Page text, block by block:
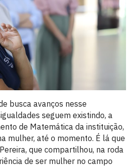
busca avanços nesse
seguem existindo, a
de Matemática da instituição,
mulher, até o momento. É lá que
que compartilhou, na roda
de ser mulher no campo